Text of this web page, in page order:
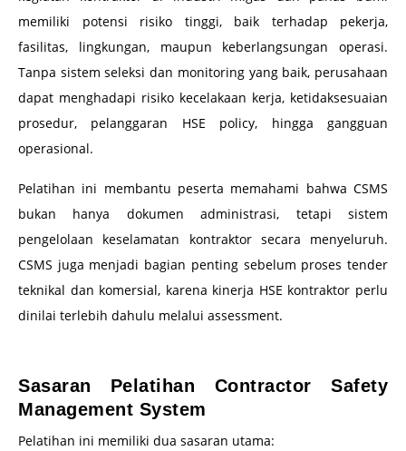
memiliki potensi risiko tinggi, baik terhadap pekerja,
fasilitas, lingkungan, maupun keberlangsungan operasi.
Tanpa sistem seleksi dan monitoring yang baik, perusahaan
dapat menghadapi risiko kecelakaan kerja, ketidaksesuaian
prosedur, pelanggaran HSE policy, hingga gangguan
operasional.
Pelatihan ini membantu peserta memahami bahwa CSMS
bukan hanya dokumen administrasi, tetapi sistem
pengelolaan keselamatan kontraktor secara menyeluruh.
CSMS juga menjadi bagian penting sebelum proses tender
teknikal dan komersial, karena kinerja HSE kontraktor perlu
dinilai terlebih dahulu melalui assessment.
Sasaran Pelatihan Contractor Safety
Management System
Pelatihan ini memiliki dua sasaran utama: